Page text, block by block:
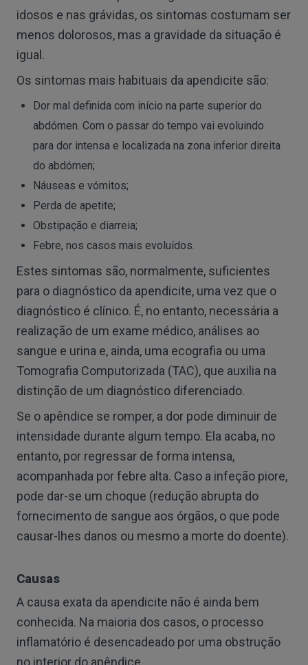
idosos e nas grávidas, os sintomas costumam ser
menos dolorosos, mas a gravidade da situação é
igual.
Os sintomas mais habituais da apendicite são:
Dor mal definida com início na parte superior do
abdómen. Com o passar do tempo vai evoluindo
para dor intensa e localizada na zona inferior direita
do abdómen;
Náuseas e vómitos;
Perda de apetite;
Obstipação e diarreia;
Febre, nos casos mais evoluídos.
Estes sintomas são, normalmente, suficientes
para o diagnóstico da apendicite, uma vez que o
diagnóstico é clínico. É, no entanto, necessária a
realização de um exame médico, análises ao
sangue e urina e, ainda, uma ecografia ou uma
Tomografia Computorizada (TAC), que auxilia na
distinção de um diagnóstico diferenciado.
Se o apêndice se romper, a dor pode diminuir de
intensidade durante algum tempo. Ela acaba, no
entanto, por regressar de forma intensa,
acompanhada por febre alta. Caso a infeção piore,
pode dar-se um choque (redução abrupta do
fornecimento de sangue aos órgãos, o que pode
causar-lhes danos ou mesmo a morte do doente).
Causas
A causa exata da apendicite não é ainda bem
conhecida. Na maioria dos casos, o processo
inflamatório é desencadeado por uma obstrução
no interior do apêndice.